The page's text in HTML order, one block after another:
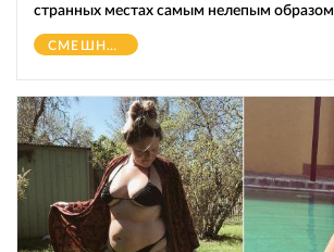
странных местах самым нелепым образом
СМЕШНОЕ